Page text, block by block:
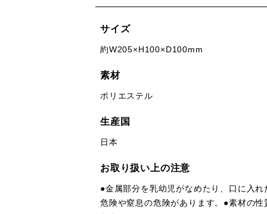
サイズ
約W205×H100×D100mm
素材
ポリエステル
生産国
日本
お取り扱い上の注意
●金属部分を乳幼児がなめたり、口に入
危険や窒息の危険があります。●素材の